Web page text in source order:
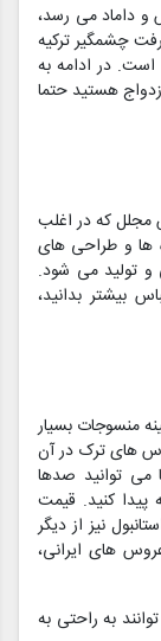
و داماد می رسد،
چشمگیر ترکیه
در ادامه به
هستید حتما
که در اغلب
ها و طراحی های
و تولید می شود.
بیشتر بدانید،
منسوجات بسیار
های ترک در آن
توانید صدها
کنید. قیمت
نیز از دیگر
های ایرانی،
به راحتی به